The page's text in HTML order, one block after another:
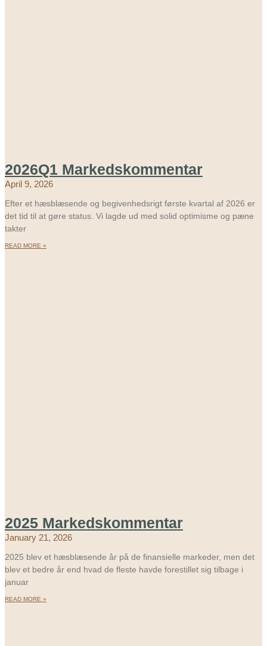
2026Q1 Markedskommentar
April 9, 2026
Efter et hæsblæsende og begivenhedsrigt første kvartal af 2026 er
det tid til at gøre status. Vi lagde ud med solid optimisme og pæne
takter
READ MORE »
2025 Markedskommentar
January 21, 2026
2025 blev et hæsblæsende år på de finansielle markeder, men det
blev et bedre år end hvad de fleste havde forestillet sig tilbage i
januar
READ MORE »